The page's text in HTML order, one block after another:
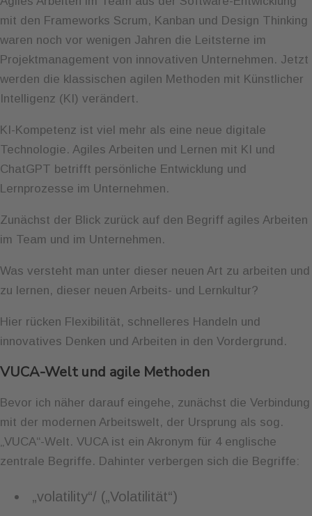
mit den Frameworks Scrum, Kanban und Design Thinking
waren noch vor wenigen Jahren die Leitsterne im
Projektmanagement von innovativen Unternehmen. Jetzt
werden die klassischen agilen Methoden mit Künstlicher
Intelligenz (KI) verändert.
KI-Kompetenz ist viel mehr als eine neue digitale
Technologie. Agiles Arbeiten und Lernen mit KI und
ChatGPT betrifft persönliche Entwicklung und
Lernprozesse im Unternehmen.
Zunächst der Blick zurück auf den Begriff agiles Arbeiten
im Team und im Unternehmen.
Was versteht man unter dieser neuen Art zu arbeiten und
zu lernen, dieser neuen Arbeits- und Lernkultur?
Hier rücken Flexibilität, schnelleres Handeln und
innovatives Denken und Arbeiten in den Vordergrund.
VUCA-Welt und agile Methoden
Bevor ich näher darauf eingehe, zunächst die Verbindung
mit der modernen Arbeitswelt, der Ursprung als sog.
„VUCA“-Welt. VUCA ist ein Akronym für 4 englische
zentrale Begriffe. Dahinter verbergen sich die Begriffe:
„volatility“/ („Volatilität“)